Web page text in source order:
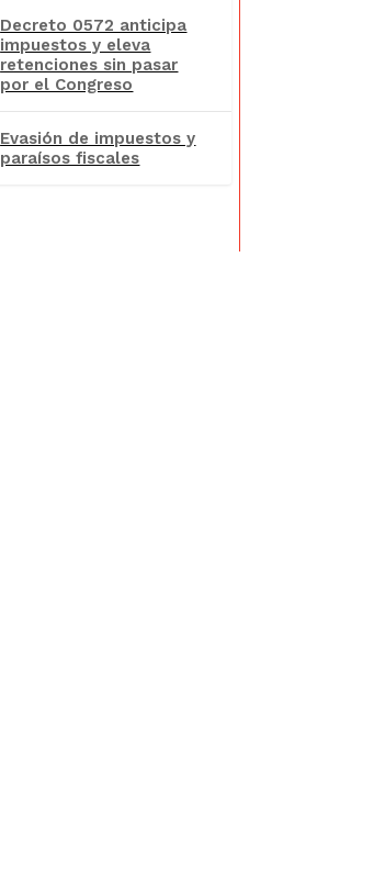
Decreto 0572 anticipa
impuestos y eleva
retenciones sin pasar
por el Congreso
Evasión de impuestos y
paraísos fiscales